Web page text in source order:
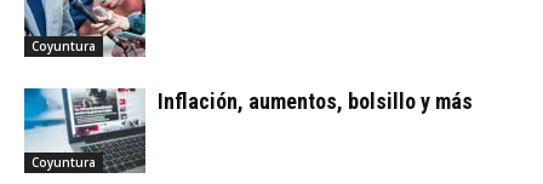
Coyuntura
Coyuntura
Inflación, aumentos, bolsillo y más